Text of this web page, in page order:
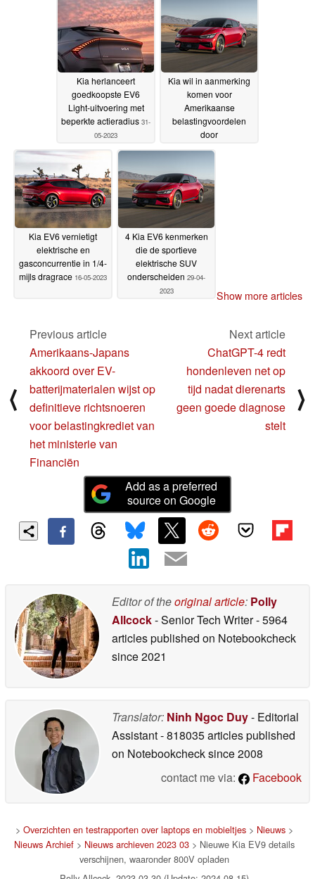
20-06-2023
16-06-2023
Kia herlanceert
goedkoopste EV6
Light-uitvoering met
beperkte actieradius 31-
05-2023
Kia wil in aanmerking
komen voor
Amerikaanse
belastingvoordelen
door
voertuigen te
verplaatsen
Kia EV6 vernietigt
elektrische en
gasconcurrentie in 1/4-
mijls dragrace 16-05-2023
4 Kia EV6 kenmerken
die de sportieve
elektrische SUV
onderscheiden 29-04-
2023
Show more articles
⟨
Previous article
Amerikaans-Japans
akkoord over EV-
batterijmaterialen wijst op
definitieve richtsnoeren
voor belastingkrediet van
het ministerie van
Financiën
Next article
ChatGPT-4 redt
hondenleven net op
tijd nadat dierenarts
geen goede diagnose
stelt
⟩
Add as a preferred
source on Google
Editor of theoriginal article: Polly
Allcock- Senior Tech Writer- 5964
articles published on Notebookcheck
since 2021
Translator: Ninh Ngoc Duy- Editorial
Assistant- 818035 articles published
on Notebookchecksince 2008
contact me via:
Facebook
> Overzichten en testrapporten over laptops en mobieltjes> Nieuws>
Nieuws Archief> Nieuws archieven 2023 03> Nieuwe Kia EV9 details
verschijnen, waaronder 800V opladen